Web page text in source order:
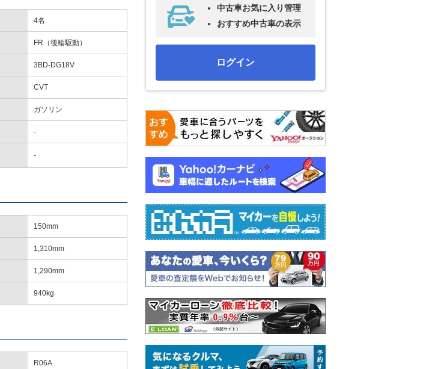
4名
FR（後輪駆動）
3BD-DG18V
CVT
ガソリン
-
-
150mm
1,310mm
1,290mm
940kg
R06A
中古車お気に入り管理
おすすめ中古車の表示
ログイン